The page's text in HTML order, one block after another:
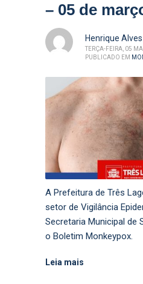
– 05 de
Henrique Alves
TERÇA-FEIRA, 05
PUBLICADO EM
A Prefeitura de Três
setor de Vigilância
Secretaria Municipal de
o Boletim Monkeypox.
Leia mais